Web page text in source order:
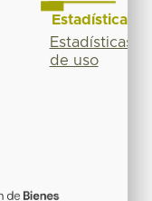
Estadísticas
Estadísticas
de uso